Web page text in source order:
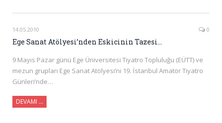
14.05.2010 0
Ege Sanat Atölyesi’nden Eskicinin Tazesi…
9 Mayıs Pazar günü Ege Üniversitesi Tiyatro Topluluğu (EÜTT) ve
mezun grupları Ege Sanat Atölyesi’ni 19. İstanbul Amatör Tiyatro
Günleri’nde…
DEVAMI …